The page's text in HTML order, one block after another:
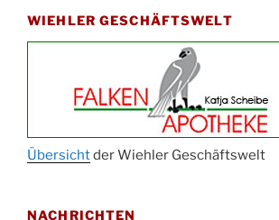
Kinderbibeltag im Ev.
12 Uhr
Afterwork-Andacht um 18:00
Kirche
Sandmännchen-Gottesdienst
WIEHLER GESCHÄFTSWELT
Übersichtder Wiehler Geschäftswelt
NACHRICHTEN